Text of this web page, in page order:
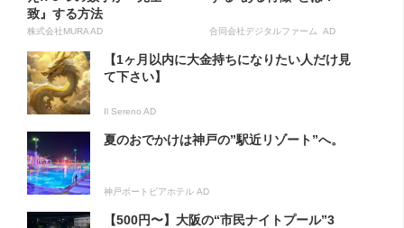
致』する方法
株式会社MURA AD 合同会社デジタルファーム AD
【1ヶ月以内に大金持ちになりたい人だけ見
て下さい】
Il Sereno AD
夏のおでかけは神戸の”駅近リゾート”へ。
神戸ポートピアホテル AD
【500円〜】大阪の“市民ナイトプール”3